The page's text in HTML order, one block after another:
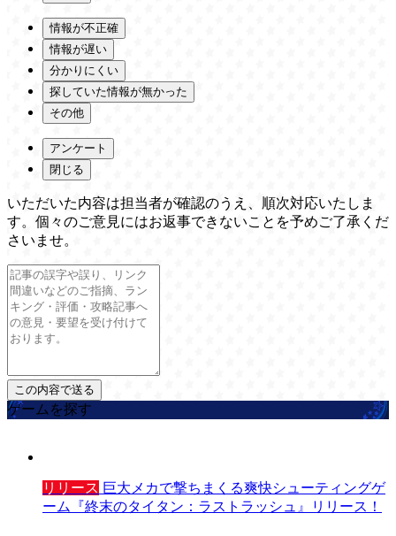
情報が不正確
情報が遅い
分かりにくい
探していた情報が無かった
その他
アンケート
閉じる
いただいた内容は担当者が確認のうえ、順次対応いたしま
す。個々のご意見にはお返事できないことを予めご了承くだ
さいませ。
ゲームを探す
リリース 巨大メカで撃ちまくる爽快シューティングゲ
ーム『終末のタイタン：ラストラッシュ』リリース！